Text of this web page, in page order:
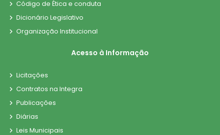
Código de Ética e conduta
Dicionário Legislativo
Organização Institucional
Acesso à Informação
Licitações
Contratos na Integra
Publicações
Diárias
Leis Municipais